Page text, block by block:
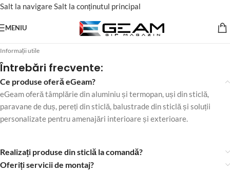
Salt la navigareSalt la conținutul principal
MENIU
Informații utile
Întrebări frecvente:
Ce produse oferă eGeam?
eGeam oferă tâmplărie din aluminiu și termopan, uși din sticlă,
paravane de duș, pereți din sticlă, balustrade din sticlă și soluții
personalizate pentru amenajări interioare și exterioare.
Realizați produse din sticlă la comandă?
Oferiți servicii de montaj?